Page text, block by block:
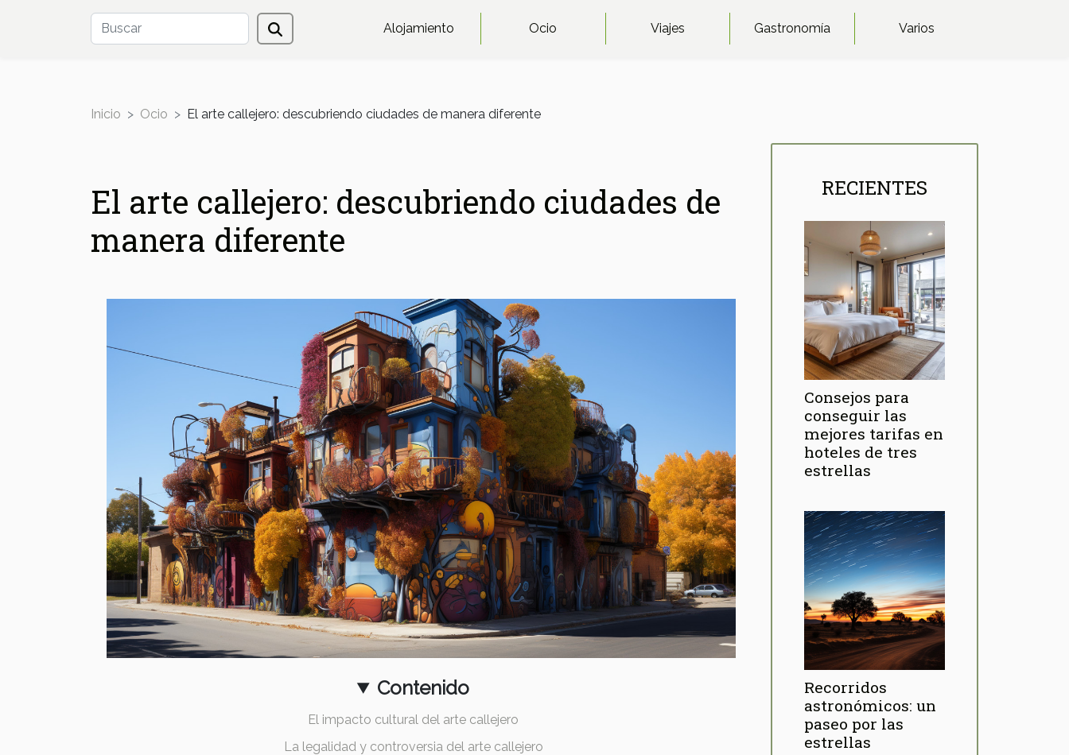
Alojamiento Ocio Viajes Gastronomía Varios
Inicio Ocio El arte callejero: descubriendo ciudades de manera diferente
El arte callejero: descubriendo ciudades de
manera diferente
Contenido
El impacto cultural del arte callejero
La legalidad y controversia del arte callejero
RECIENTES
Consejos para
conseguir las
mejores tarifas en
hoteles de tres
estrellas
Recorridos
astronómicos: un
paseo por las
estrellas